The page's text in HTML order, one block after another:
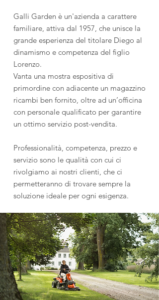
Galli Garden è un'azienda a carattere
familiare, attiva dal 1957, che unisce la
grande esperienza del titolare Diego al
dinamismo e competenza del figlio
Lorenzo.
Vanta una mostra espositiva di
primordine con adiacente un magazzino
ricambi ben fornito, oltre ad un’officina
con personale qualificato per garantire
un ottimo servizio post-vendita.
Professionalità, competenza, prezzo e
servizio sono le qualità con cui ci
rivolgiamo ai nostri clienti, che ci
permetteranno di trovare sempre la
soluzione ideale per ogni esigenza.